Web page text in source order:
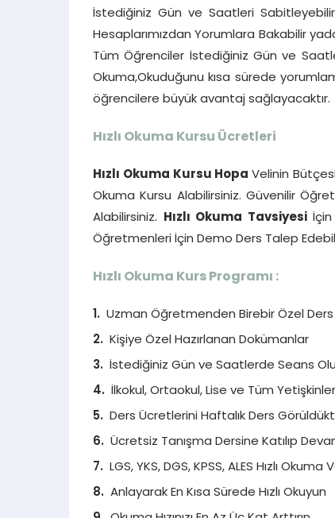
İstediğiniz Gün ve Saatleri
Hesaplarımızdan Yorumlara Bakabilir
Tüm Öğrenciler İstediğiniz Gün ve
Okuma,Okuduğunu kısa sürede
öğrencilere büyük avantaj sağlayacaktır.
Hızlı Okuma Kursu Ücretleri
Hızlı Okuma Kursu Hopa Velinin
Okuma Kursu Alabilirsiniz. Güvenilir
Alabilirsiniz. Hızlı Okuma Tavsiyesiİçin
Öğretmenleri İçin Demo Ders Talep
Hızlı Okuma Kurs Programı :
Uzman Öğretmenden Birebir Özel Ders
Kişiye Özel Hazırlanan Dokümanlar
İstediğiniz Gün ve Saatlerde Seans
İlkokul, Ortaokul, Lise ve Tüm
Ders Ücretlerini Haftalık Ders
Ücretsiz Tanışma Dersine Katılıp
LGS, YKS, DGS, KPSS, ALES Hızlı
Anlayarak En Kısa Sürede Hızlı Okuyun